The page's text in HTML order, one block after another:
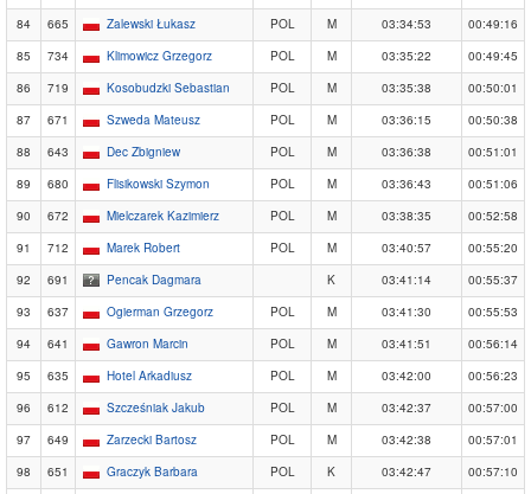
84
665 Zalewski Łukasz POL M 03:34:53
00:49:16
85
734 Klimowicz Grzegorz POL M 03:35:22
00:49:45
86
719 Kosobudzki Sebastian POL M 03:35:38
00:50:01
87
671 Szweda Mateusz POL M 03:36:15
00:50:38
88
643 Dec Zbigniew POL M 03:36:38
00:51:01
89
680 Flisikowski Szymon POL M 03:36:43
00:51:06
90
672 Mielczarek Kazimierz POL M 03:38:35
00:52:58
91
712 Marek Robert POL M 03:40:57
00:55:20
92
691 Pencak Dagmara K 03:41:14
00:55:37
93
637 Ogierman Grzegorz POL M 03:41:30
00:55:53
94
641 Gawron Marcin POL M 03:41:51
00:56:14
95
635 Hotel Arkadiusz POL M 03:42:00
00:56:23
96
612 Szcześniak Jakub POL M 03:42:37
00:57:00
97
649 Zarzecki Bartosz POL M 03:42:38
00:57:01
98
651 Graczyk Barbara POL K 03:42:47
00:57:10